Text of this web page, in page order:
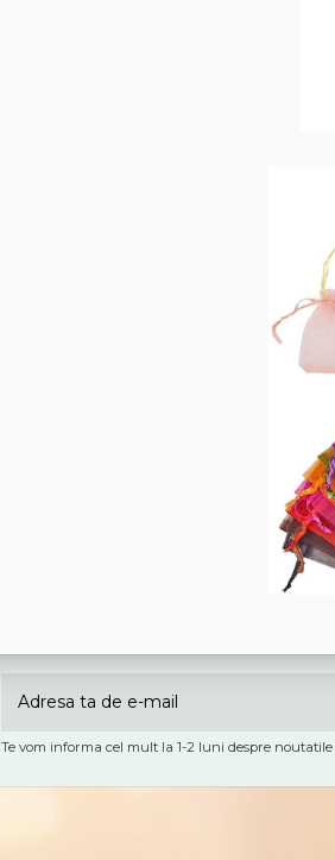
Te vom informa cel mult la 1-2 luni despre